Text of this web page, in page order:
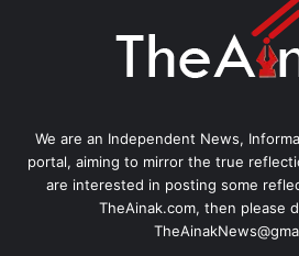
We are an Independent News,
portal, aiming to mirror the true
are interested in posting some
TheAinak.com, then please